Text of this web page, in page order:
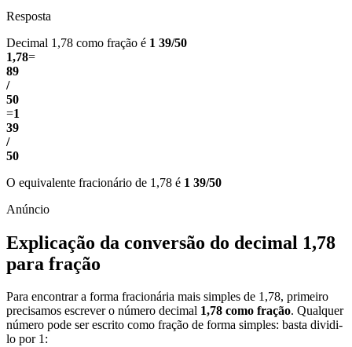
Resposta
Decimal 1,78 como fração é 1 39/50
1,78=
89
/
50
=1
39
/
50
O equivalente fracionário de 1,78 é 1 39/50
Explicação da conversão do decimal 1,78
para fração
Para encontrar a forma fracionária mais simples de 1,78, primeiro
precisamos escrever o número decimal 1,78 como fração. Qualquer
número pode ser escrito como fração de forma simples: basta dividi-
lo por 1: